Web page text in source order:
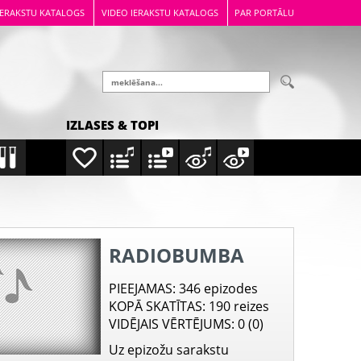
KATALOGS VIDEO IERAKSTU KATALOGS PAR PORTĀLU
IZLASES & TOPI
RADIOBUMBA
PIEEJAMAS: 346 epizodes
KOPĀ SKATĪTAS: 190 reizes
VIDĒJAIS VĒRTĒJUMS: 0 (0)
Uz epizožu sarakstu